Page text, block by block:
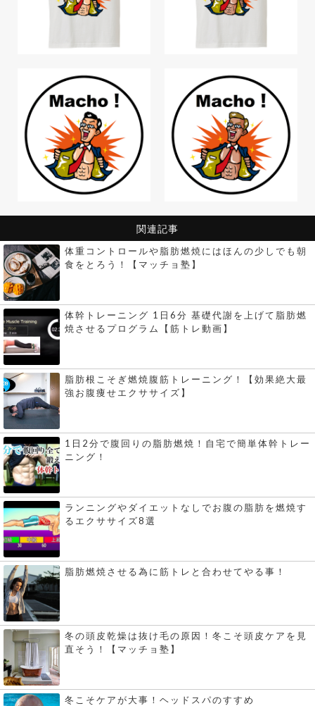
関連記事
体重コントロールや脂肪燃焼にはほんの少しでも朝
食をとろう！【マッチョ塾】
体幹トレーニング 1日6分 基礎代謝を上げて脂肪燃
焼させるプログラム【筋トレ動画】
脂肪根こそぎ燃焼腹筋トレーニング！【効果絶大最
強お腹痩せエクササイズ】
1日2分で腹回りの脂肪燃焼！自宅で簡単体幹トレー
ニング！
ランニングやダイエットなしでお腹の脂肪を燃焼す
るエクササイズ8選
脂肪燃焼させる為に筋トレと合わせてやる事！
冬の頭皮乾燥は抜け毛の原因！冬こそ頭皮ケアを見
直そう！【マッチョ塾】
冬こそケアが大事！ヘッドスパのすすめ